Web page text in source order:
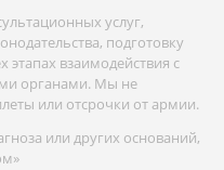
услуг,
подготовку
взаимодействия с
органами. Мы не
или отсрочки от армии.
или других оснований,